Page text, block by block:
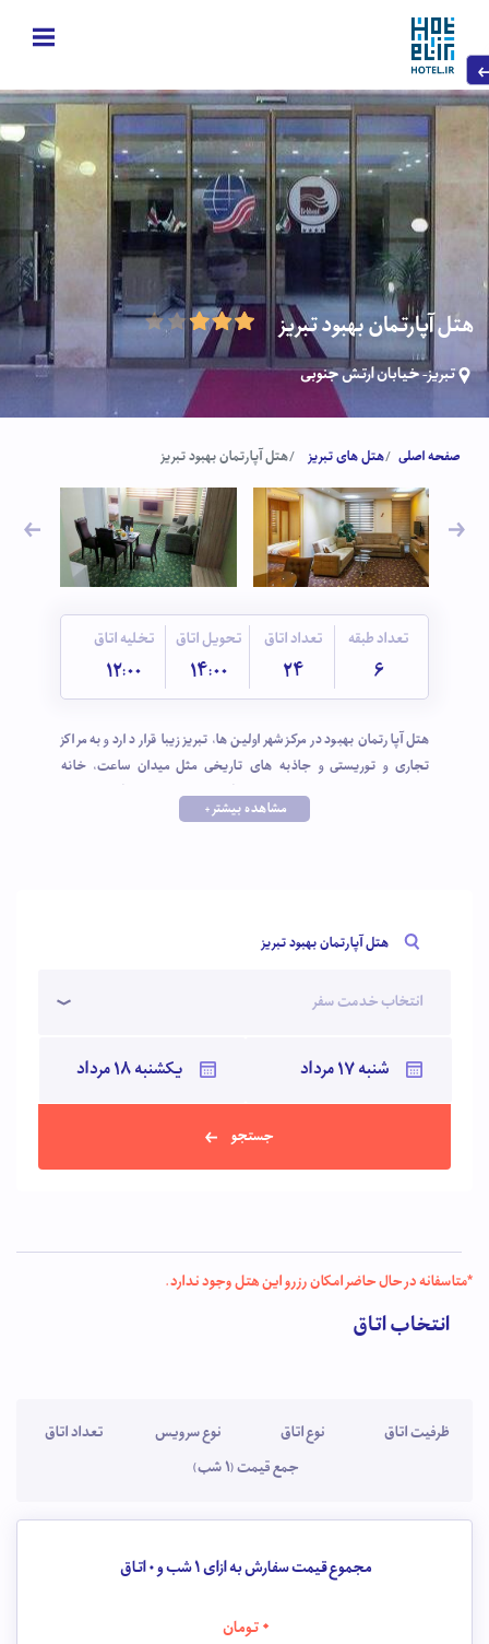
هتل آپارتمان بهبود تبریز
تبریز- خیابان ارتش جنوبی
صفحه اصلی هتل های تبریز هتل آپارتمان بهبود تبریز
هتل آپارتمان بهبود در مرکز شهر اولین ها، تبریز زیبا قرار دارد و به مراکز
تجاری و توریستی و جاذبه های تاریخی مثل میدان ساعت، خانه
مشروطه، موزه شهریار، مسجد کبود، ارگ علیشاه و بازار بزرگ شهر تبریز
نزدیک است که این از امتیازات ویژه این هتل آپارتمان شیک به حساب
مشاهده بیشتر +
تعداد طبقه
6
تعداد اتاق
24
تحویل اتاق
14:00
تخلیه اتاق
12:00
هتل آپارتمان بهبود تبریز
انتخاب خدمت سفر
جستجو
*متاسفانه در حال حاضر امکان رزرو این هتل وجود ندارد.
انتخاب اتاق
ظرفیت اتاق نوع اتاق نوع سرویس
تعداد اتاق
جمع قیمت (1 شب)
مجموع قیمت سفارش به ازای 1 شب و 0اتاق
0تومان